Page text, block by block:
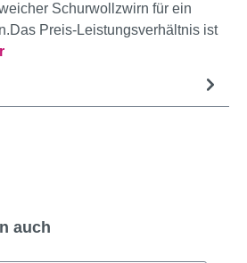
Schurwollzwirn für ein
Preis-Leistungsverhältnis ist
auch